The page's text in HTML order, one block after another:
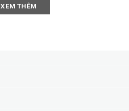
XEM THÊM